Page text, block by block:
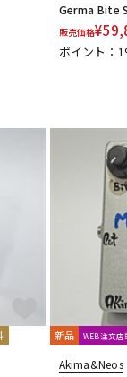
Germa Bite
販売価格¥
ポイント：
新品 WEB注文店
Akima&Neos